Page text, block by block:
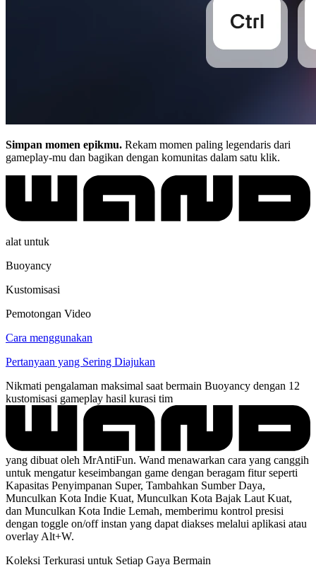
Simpan momen epikmu. Rekam momen paling legendaris dari
gameplay-mu dan bagikan dengan komunitas dalam satu klik.
alat untuk
Buoyancy
Kustomisasi
Pemotongan Video
Cara menggunakan
Pertanyaan yang Sering Diajukan
Nikmati pengalaman maksimal saat bermain Buoyancy dengan 12
kustomisasi gameplay hasil kurasi tim
yang dibuat oleh MrAntiFun. Wand menawarkan cara yang canggih
untuk mengatur keseimbangan game dengan beragam fitur seperti
Kapasitas Penyimpanan Super, Tambahkan Sumber Daya,
Munculkan Kota Indie Kuat, Munculkan Kota Bajak Laut Kuat,
dan Munculkan Kota Indie Lemah, memberimu kontrol presisi
dengan toggle on/off instan yang dapat diakses melalui aplikasi atau
overlay Alt+W.
Koleksi Terkurasi untuk Setiap Gaya Bermain